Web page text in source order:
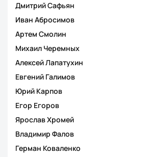
Дмитрий Сафьян
Иван Абросимов
Артем Смолин
Михаил Черемных
Алексей Лапатухин
Евгений Галимов
Юрий Карпов
Егор Егоров
Ярослав Хромей
Владимир Фалов
Герман Коваленко